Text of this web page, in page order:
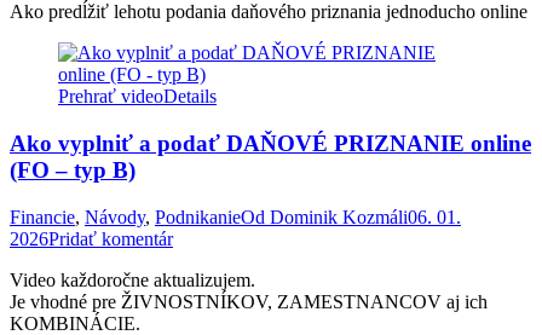
Ako predĺžiť lehotu podania daňového priznania jednoducho online
Prehrať videoDetails
Ako vyplniť a podať DAŇOVÉ PRIZNANIE online
(FO – typ B)
Financie, Návody, PodnikanieOd Dominik Kozmáli06. 01.
2026Pridať komentár
Video každoročne aktualizujem.
Je vhodné pre ŽIVNOSTNÍKOV, ZAMESTNANCOV aj ich
KOMBINÁCIE.